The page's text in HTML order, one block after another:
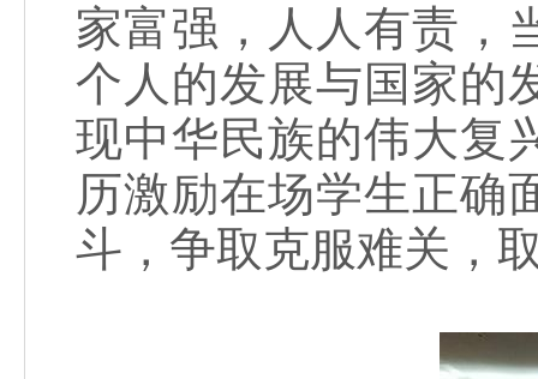
家富强，人人有责，
个人的发展与国家的
现中华民族的伟大复
历激励在场学生正确
斗，争取克服难关，